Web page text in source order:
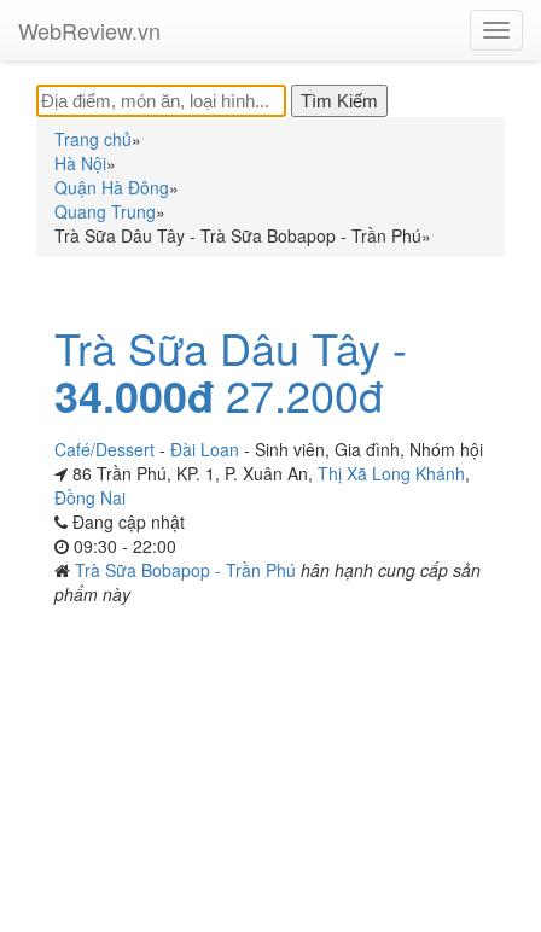
WebReview.vn
Trang chủ»
Hà Nội»
Quận Hà Đông»
Quang Trung»
Trà Sữa Dâu Tây - Trà Sữa Bobapop - Trần Phú»
Trà Sữa Dâu Tây -
34.000đ 27.200đ
Café/Dessert - Đài Loan - Sinh viên, Gia đình, Nhóm hội
86 Trần Phú, KP. 1, P. Xuân An, Thị Xã Long Khánh,
Đồng Nai
Đang cập nhật
09:30 - 22:00
Trà Sữa Bobapop - Trần Phú hân hạnh cung cấp sản
phẩm này